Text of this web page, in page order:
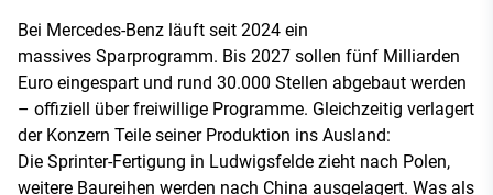
Bei Mercedes-Benz läuft seit 2024 ein
massives Sparprogramm. Bis 2027 sollen fünf Milliarden
Euro eingespart und rund 30.000 Stellen abgebaut werden
– offiziell über freiwillige Programme. Gleichzeitig verlagert
der Konzern Teile seiner Produktion ins Ausland:
Die Sprinter-Fertigung in Ludwigsfelde zieht nach Polen,
weitere Baureihen werden nach China ausgelagert. Was als